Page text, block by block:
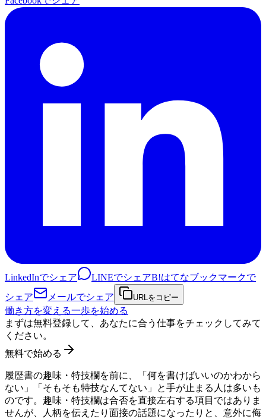
LinkedInでシェア LINEでシェアB!はてなブックマークで
シェア
メールでシェア URLをコピー
働き方を変える一歩を始める
まずは無料登録して、あなたに合う仕事をチェックしてみて
ください。
無料で始める
履歴書の趣味・特技欄を前に、「何を書けばいいのかわから
ない」「そもそも特技なんてない」と手が止まる人は多いも
のです。趣味・特技欄は合否を直接左右する項目ではありま
せんが、人柄を伝えたり面接の話題になったりと、意外に侮